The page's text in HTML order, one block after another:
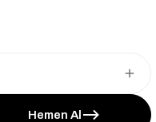
Hemen Al